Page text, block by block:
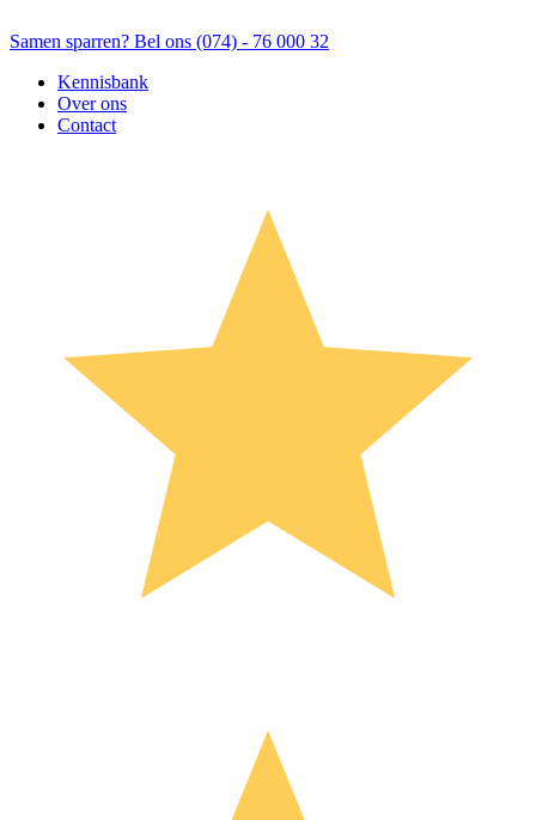
Samen sparren? Bel ons (074) - 76 000 32
Kennisbank
Over ons
Contact